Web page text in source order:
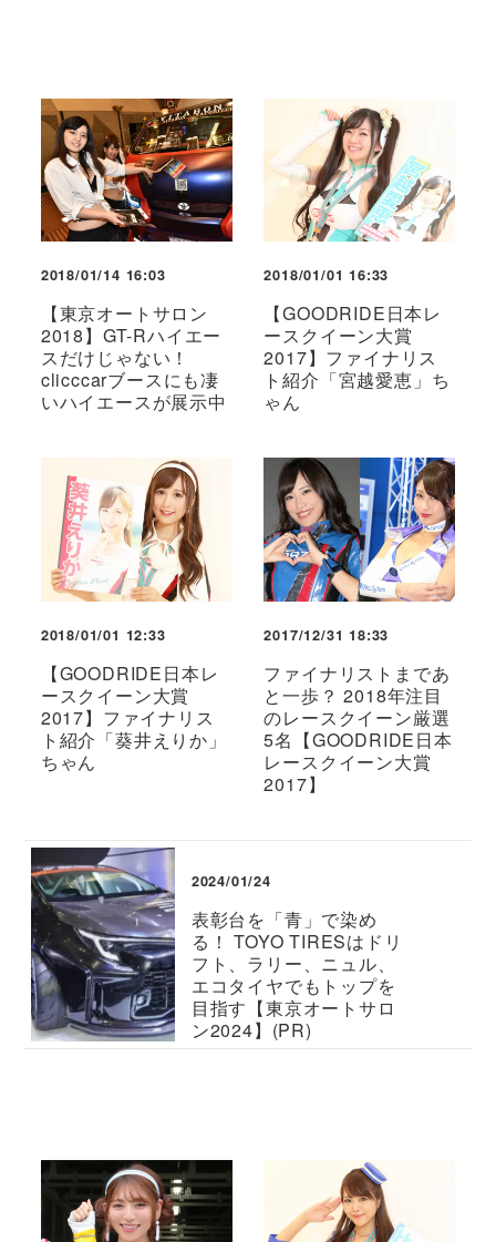
2018/01/14 16:03
【東京オートサロン
2018】GT-Rハイエー
スだけじゃない！
clicccarブースにも凄
いハイエースが展示中
2018/01/01 16:33
【GOODRIDE日本レ
ースクイーン大賞
2017】ファイナリス
ト紹介「宮越愛恵」ち
ゃん
2018/01/01 12:33
【GOODRIDE日本レ
ースクイーン大賞
2017】ファイナリス
ト紹介「葵井えりか」
ちゃん
2017/12/31 18:33
ファイナリストまであ
と一歩？ 2018年注目
のレースクイーン厳選
5名【GOODRIDE日本
レースクイーン大賞
2017】
2024/01/24
表彰台を「青」で染め
る！ TOYO TIRESはドリ
フト、ラリー、ニュル、
エコタイヤでもトップを
目指す【東京オートサロ
ン2024】(PR)